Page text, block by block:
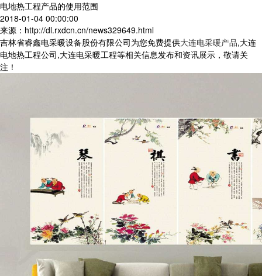
电地热工程产品的使用范围
2018-01-04 00:00:00
来源：http://dl.rxdcn.cn/news329649.html
吉林省睿鑫电采暖设备股份有限公司为您免费提供大连电采暖产品,大连
电地热工程公司,大连电采暖工程等相关信息发布和资讯展示，敬请关
注！